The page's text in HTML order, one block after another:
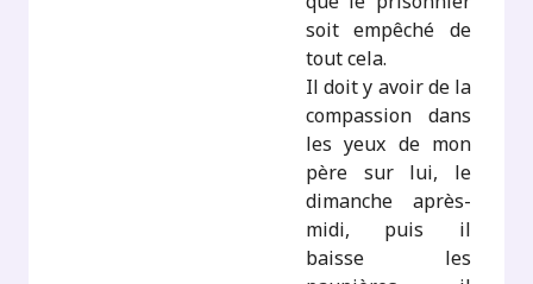
soit empêché de
tout cela.
Il doit y avoir de la
compassion dans
les yeux de mon
père sur lui, le
dimanche après-
midi, puis il
baisse les